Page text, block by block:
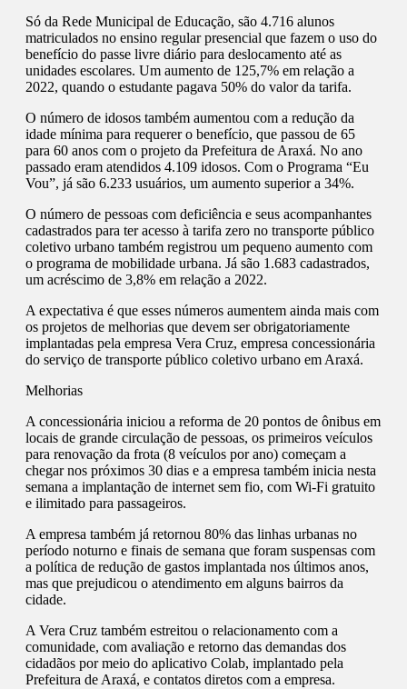
Só da Rede Municipal de Educação, são 4.716 alunos
matriculados no ensino regular presencial que fazem o uso do
benefício do passe livre diário para deslocamento até as
unidades escolares. Um aumento de 125,7% em relação a
2022, quando o estudante pagava 50% do valor da tarifa.
O número de idosos também aumentou com a redução da
idade mínima para requerer o benefício, que passou de 65
para 60 anos com o projeto da Prefeitura de Araxá. No ano
passado eram atendidos 4.109 idosos. Com o Programa “Eu
Vou”, já são 6.233 usuários, um aumento superior a 34%.
O número de pessoas com deficiência e seus acompanhantes
cadastrados para ter acesso à tarifa zero no transporte público
coletivo urbano também registrou um pequeno aumento com
o programa de mobilidade urbana. Já são 1.683 cadastrados,
um acréscimo de 3,8% em relação a 2022.
A expectativa é que esses números aumentem ainda mais com
os projetos de melhorias que devem ser obrigatoriamente
implantadas pela empresa Vera Cruz, empresa concessionária
do serviço de transporte público coletivo urbano em Araxá.
Melhorias
A concessionária iniciou a reforma de 20 pontos de ônibus em
locais de grande circulação de pessoas, os primeiros veículos
para renovação da frota (8 veículos por ano) começam a
chegar nos próximos 30 dias e a empresa também inicia nesta
semana a implantação de internet sem fio, com Wi-Fi gratuito
e ilimitado para passageiros.
A empresa também já retornou 80% das linhas urbanas no
período noturno e finais de semana que foram suspensas com
a política de redução de gastos implantada nos últimos anos,
mas que prejudicou o atendimento em alguns bairros da
cidade.
A Vera Cruz também estreitou o relacionamento com a
comunidade, com avaliação e retorno das demandas dos
cidadãos por meio do aplicativo Colab, implantado pela
Prefeitura de Araxá, e contatos diretos com a empresa.